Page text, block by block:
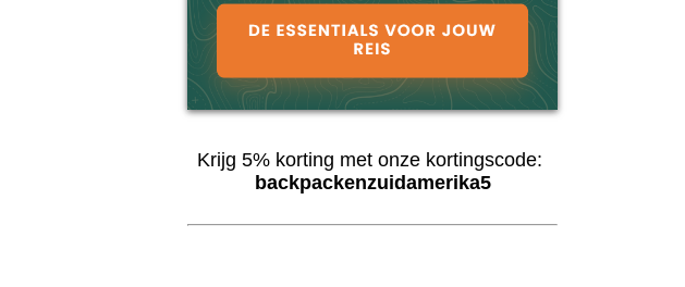
Krijg 5% korting met onze kortingscode:
backpackenzuidamerika5